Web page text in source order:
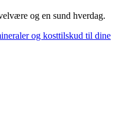
og en sund hverdag.
og kosttilskud til dine